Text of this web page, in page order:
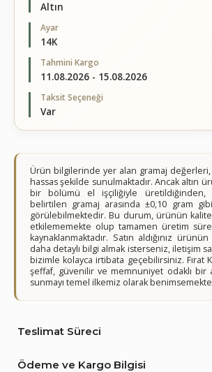
Altın
Ayar
14K
Tahmini Kargo
11.08.2026 - 15.08.2026
Taksit Seçeneği
Var
Ürün bilgilerinde yer alan gramaj
hassas şekilde sunulmaktadır. Ancak altın
bir bölümü el işçiliğiyle üretildiğinden,
belirtilen gramaj arasında ±0,10 gram gibi
görülebilmektedir. Bu durum, ürünün
etkilememekte olup tamamen üretim
kaynaklanmaktadır. Satın aldığınız
daha detaylı bilgi almak isterseniz, iletişim
bizimle kolayca irtibata geçebilirsiniz. Fırat
şeffaf, güvenilir ve memnuniyet odaklı bir
sunmayı temel ilkemiz olarak
Teslimat Süreci
Ödeme ve Kargo Bilgisi